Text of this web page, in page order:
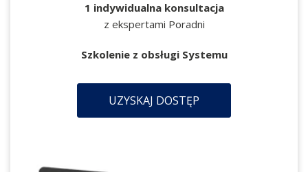
1 indywidualna konsultacja
z ekspertami Poradni
Szkolenie z obsługi Systemu
UZYSKAJ DOSTĘP